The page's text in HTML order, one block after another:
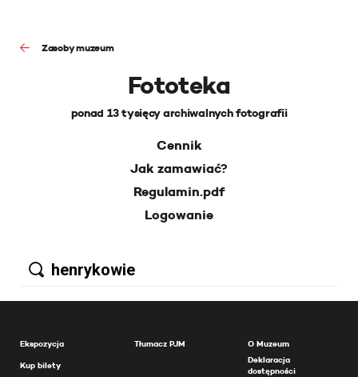
Zasoby muzeum
Fototeka
ponad 13 tysięcy archiwalnych fotografii
Cennik
Jak zamawiać?
Regulamin.pdf
Logowanie
Ekspozycja
Kup bilety
Tłumacz PJM
O Muzeum
Deklaracja
dostępności